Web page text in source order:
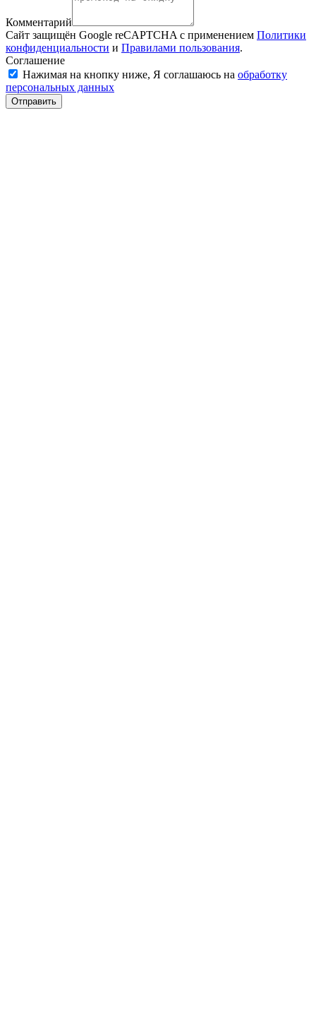
Комментарий
Сайт защищён Google reCAPTCHA с применением Политики
конфиденциальности и Правилами пользования.
Соглашение
Нажимая на кнопку ниже, Я соглашаюсь на обработку
персональных данных
Отправить